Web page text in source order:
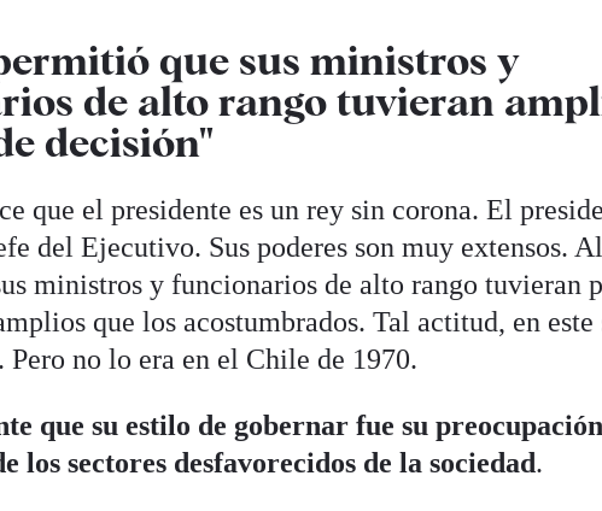
que sus ministros y
de alto rango tuvieran
decisión"
que el presidente es un rey sin corona. El
del Ejecutivo. Sus poderes son muy extensos.
ministros y funcionarios de alto rango tuvieran
que los acostumbrados. Tal actitud, en
Pero no lo era en el Chile de 1970.
que su estilo de gobernar fue su
los sectores desfavorecidos de la sociedad.